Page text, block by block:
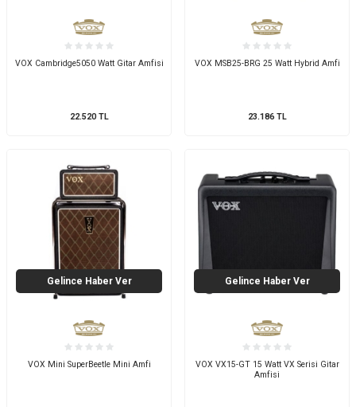
VOX Cambridge5050 Watt Gitar Amfisi
22.520TL
VOX MSB25-BRG 25 Watt Hybrid Amfi
23.186TL
VOX Mini SuperBeetle Mini Amfi
Gelince Haber Ver
VOX VX15-GT 15 Watt VX Serisi Gitar
Amfisi
Gelince Haber Ver